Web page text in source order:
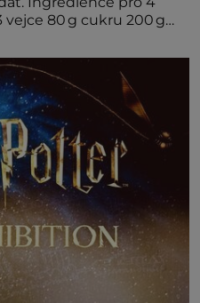
s cukrem do
nich vmíchejte